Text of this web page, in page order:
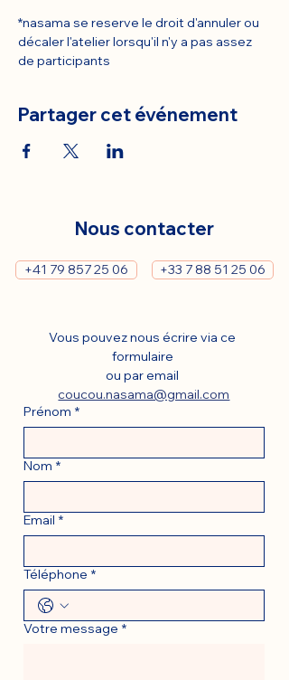
*nasama se reserve le droit d'annuler ou
décaler l'atelier lorsqu'il n'y a pas assez
de participants
Partager cet événement
Nous contacter
+41 79 857 25 06 +33 7 88 51 25 06
Vous pouvez nous écrire via ce
formulaire
coucou.nasama@gmail.com
Prénom *
Nom *
Email *
Téléphone *
Votre message *